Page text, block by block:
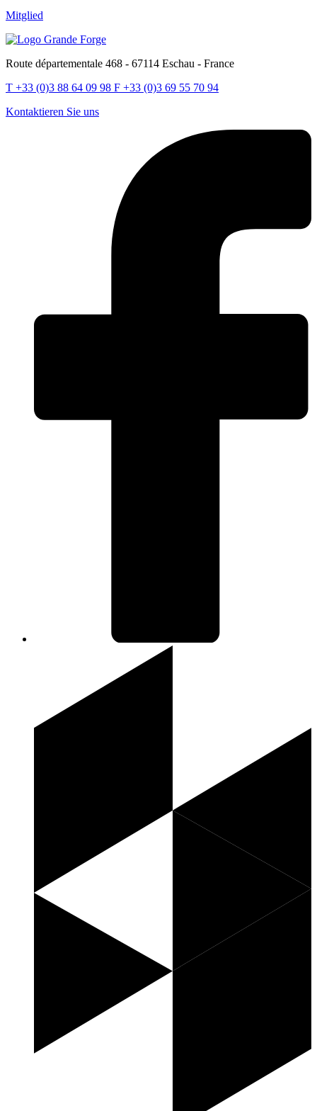
Mitglied
Route départementale 468 - 67114 Eschau - France
T +33 (0)3 88 64 09 98 F +33 (0)3 69 55 70 94
Kontaktieren Sie uns